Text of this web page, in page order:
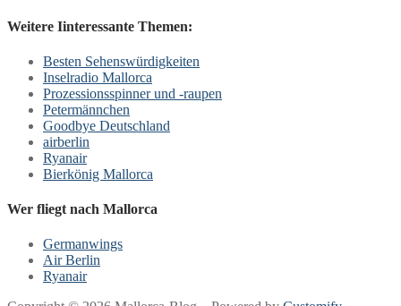
Weitere Iinteressante Themen:
Besten Sehenswürdigkeiten
Inselradio Mallorca
Prozessionsspinner und -raupen
Petermännchen
Goodbye Deutschland
airberlin
Ryanair
Bierkönig Mallorca
Wer fliegt nach Mallorca
Germanwings
Air Berlin
Ryanair